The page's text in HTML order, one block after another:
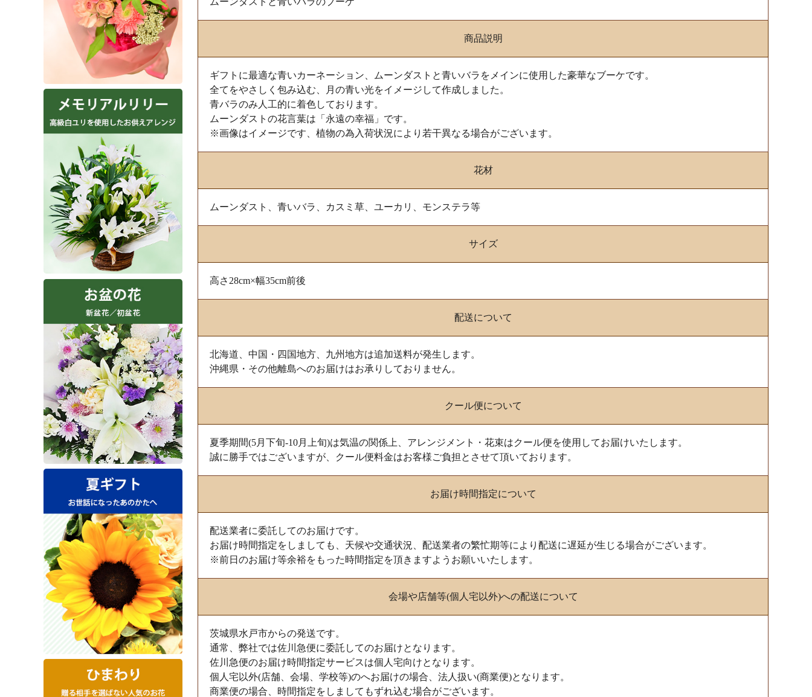
商品説明
ギフトに最適な青いカーネーション、ムーンダストと青いバラをメインに使用した豪華なブーケです。
全てをやさしく包み込む、月の青い光をイメージして作成しました。
青バラのみ人工的に着色しております。
ムーンダストの花言葉は「永遠の幸福」です。
※画像はイメージです、植物の為入荷状況により若干異なる場合がございます。
花材
ムーンダスト、青いバラ、カスミ草、ユーカリ、モンステラ等
サイズ
高さ28cm×幅35cm前後
配送について
北海道、中国・四国地方、九州地方は追加送料が発生します。
沖縄県・その他離島へのお届けはお承りしておりません。
クール便について
夏季期間(5月下旬-10月上旬)は気温の関係上、アレンジメント・花束はクール便を使用してお届けいたします。
誠に勝手ではございますが、クール便料金はお客様ご負担とさせて頂いております。
お届け時間指定について
配送業者に委託してのお届けです。
お届け時間指定をしましても、天候や交通状況、配送業者の繁忙期等により配送に遅延が生じる場合がございます。
※前日のお届け等余裕をもった時間指定を頂きますようお願いいたします。
会場や店舗等(個人宅以外)への配送について
茨城県水戸市からの発送です。
通常、弊社では佐川急便に委託してのお届けとなります。
佐川急便のお届け時間指定サービスは個人宅向けとなります。
個人宅以外(店舗、会場、学校等)のへお届けの場合、法人扱い(商業便)となります。
商業便の場合、時間指定をしましてもずれ込む場合がございます。